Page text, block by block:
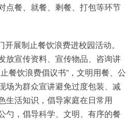
点餐、就餐、剩餐、打包等环节
展制止餐饮浪费进校园活动。
放宣传资料、宣传物品、咨询讲
餐饮浪费倡议书”，文明用餐、公
场为群众宣讲避免过度包装、减
生活知识，倡导家庭在日常用
勺，倡导科学、文明、有序的餐